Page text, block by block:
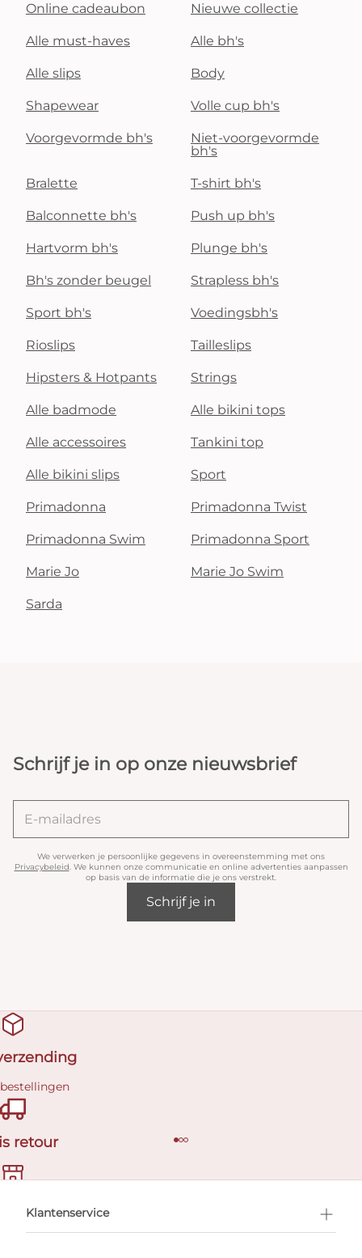
Online cadeaubon Nieuwe collectie
Alle must-haves Alle bh's
Alle slips Body
Shapewear Volle cup bh's
Voorgevormde bh's
Niet-voorgevormde
bh's
Bralette T-shirt bh's
Balconnette bh's Push up bh's
Hartvorm bh's Plunge bh's
Bh's zonder beugel Strapless bh's
Sport bh's Voedingsbh's
Rioslips Tailleslips
Hipsters & Hotpants Strings
Alle badmode Alle bikini tops
Alle accessoires Tankini top
Alle bikini slips Sport
Primadonna Primadonna Twist
Primadonna Swim Primadonna Sport
Marie Jo Marie Jo Swim
Sarda
Schrijf je in op onze nieuwsbrief
We verwerken je persoonlijke gegevens in overeenstemming met ons
Privacybeleid. We kunnen onze communicatie en online advertenties aanpassen
op basis van de informatie die je ons verstrekt.
Schrijf je in
retour
afspraak
Klantenservice